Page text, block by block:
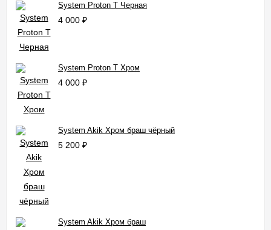
System Proton T Черная
4 000 ₽
System Proton T Хром
4 000 ₽
System Akik Хром браш чёрный
5 200 ₽
System Akik Хром браш